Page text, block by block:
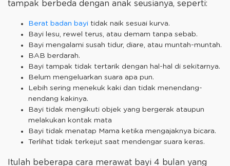
tampak berbeda dengan anak seusianya, seperti:
Berat badan bayi tidak naik sesuai kurva.
Bayi lesu, rewel terus, atau demam tanpa sebab.
Bayi mengalami susah tidur, diare, atau muntah-muntah.
BAB berdarah.
Bayi tampak tidak tertarik dengan hal-hal di sekitarnya.
Belum mengeluarkan suara apa pun.
Lebih sering menekuk kaki dan tidak menendang-
nendang kakinya.
Bayi tidak mengikuti objek yang bergerak ataupun
melakukan kontak mata
Bayi tidak menatap Mama ketika mengajaknya bicara.
Terlihat tidak terkejut saat mendengar suara keras.
Itulah beberapa cara merawat bayi 4 bulan yang